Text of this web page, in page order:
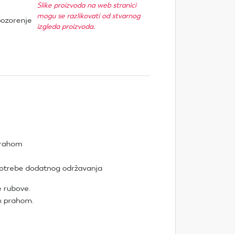
Slike proizvoda na web stranici
mogu se razlikovati od stvarnog
izgleda proizvoda.
dodatnog održavanja
rubove.
prahom.